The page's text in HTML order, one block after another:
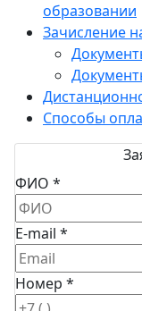
образовании
Зачисление
Способы
ФИО *
E-mail *
Номер *